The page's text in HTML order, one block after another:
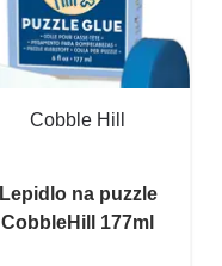
Cobble Hill
Lepidlo na puzzle
CobbleHill 177ml